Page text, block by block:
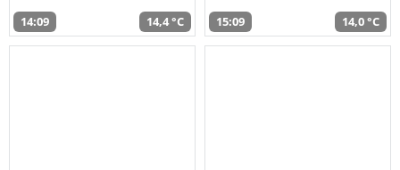
14:09 14,4 °C 15:09 14,0 °C